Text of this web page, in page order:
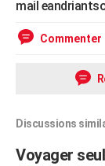
mail
Commenter
Discussions
Voyager